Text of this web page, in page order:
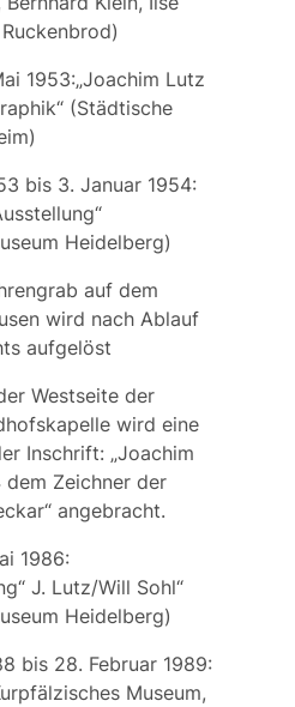
1953:„Joachim Lutz
(Städtische
bis 3. Januar 1954:
Heidelberg)
auf dem
wird nach Ablauf
aufgelöst
Westseite der
wird eine
Inschrift: „Joachim
Zeichner der
angebracht.
1986:
J. Lutz/Will Sohl“
Heidelberg)
bis 28. Februar 1989:
Museum,